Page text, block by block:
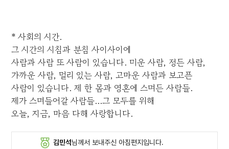
* 사회의 시간.
그 시간의 시침과 분침 사이사이에
사람과 사람 또 사람이 있습니다. 미운 사람, 정든 사람,
가까운 사람, 멀리 있는 사람, 고마운 사람과 보고픈
사람이 있습니다. 제 한 몸과 영혼에 스며든 사람들.
제가 스며들어갈 사람들...그 모두를 위해
오늘, 지금, 마음 다해 사랑합니다.
김민석님께서 보내주신 아침편지입니다.